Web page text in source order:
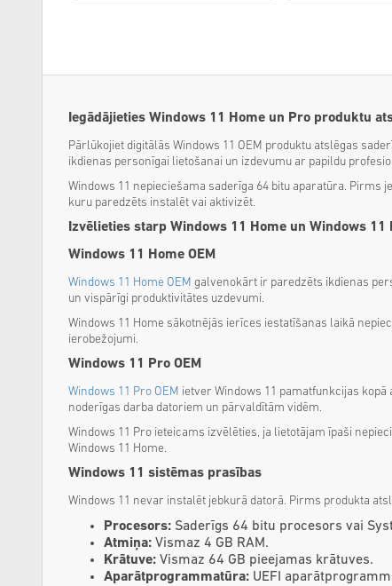
Iegādājieties Windows 11 Home un Pro produktu
Pārlūkojiet digitālās Windows 11 OEM produktu atslēgas
ikdienas personīgai lietošanai un izdevumu ar papildu
Windows 11 nepieciešama saderīga 64 bitu aparatūra.
kuru paredzēts instalēt vai aktivizēt.
Izvēlieties starp Windows 11 Home un Windows 11
Windows 11 Home OEM
Windows 11 Home OEM galvenokārt ir paredzēts ikdienas
un vispārīgi produktivitātes uzdevumi.
Windows 11 Home sākotnējās ierīces iestatīšanas laikā
ierobežojumi.
Windows 11 Pro OEM
Windows 11 Pro OEM ietver Windows 11 pamatfunkcijas
noderīgas darba datoriem un pārvaldītām vidēm.
Windows 11 Pro ieteicams izvēlēties, ja lietotājam īpaši
Windows 11 Home.
Windows 11 sistēmas prasības
Windows 11 nevar instalēt jebkurā datorā. Pirms produkta
Procesors: Saderīgs 64 bitu procesors vai
Atmiņa: Vismaz 4 GB RAM.
Krātuve: Vismaz 64 GB pieejamas krātuves.
Aparātprogrammatūra: UEFI